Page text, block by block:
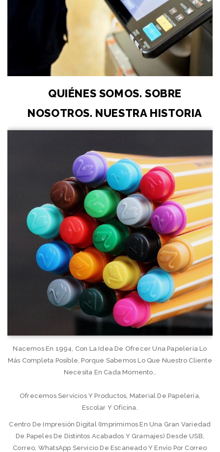
QUIÉNES SOMOS. SOBRE
NOSOTROS. NUESTRA HISTORIA
Nacemos En 1994, Con La Idea De Ofrecer Una Papelería Lo
Más Completa Posible, Porque Sabemos Lo Que Nuestro Cliente
Necesita En Cada Momento..
Ofrecemos Servicios Y Productos, Material De Papelería,
Escolar Y Oficina.
Centro De Impresión Digital (imprimimos En Una Gran Variedad
De Papeles De Distintos Acabados Y Gramajes) Desde USB,
Correo, WhatsApp Servicio De Escaneado Y Envío Por Correo